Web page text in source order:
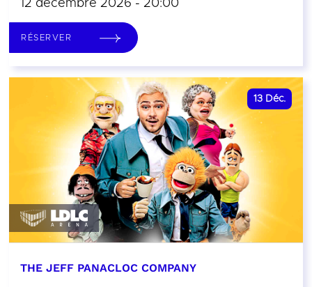
12 décembre 2026 - 20:00
RÉSERVER
13 Déc.
THE JEFF PANACLOC COMPANY